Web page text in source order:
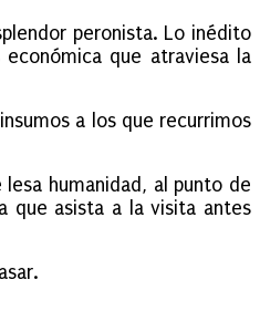
peronista. Lo inédito
que atraviesa la
a los que recurrimos
humanidad, al punto de
que asista a la visita antes